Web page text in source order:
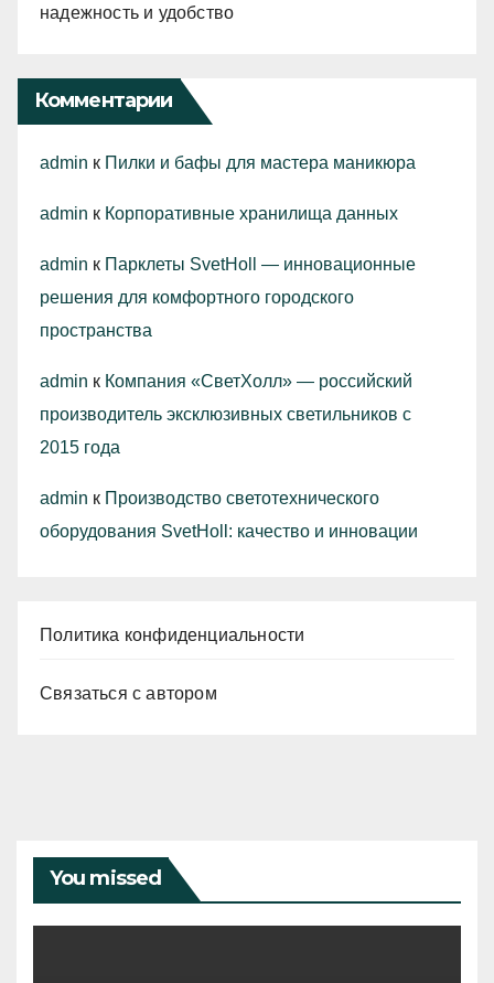
надежность и удобство
Комментарии
admin к Пилки и бафы для мастера маникюра
admin к Корпоративные хранилища данных
admin к Парклеты SvetHoll — инновационные
решения для комфортного городского
пространства
admin к Компания «СветХолл» — российский
производитель эксклюзивных светильников с
2015 года
admin к Производство светотехнического
оборудования SvetHoll: качество и инновации
Политика конфиденциальности
Связаться с автором
You missed